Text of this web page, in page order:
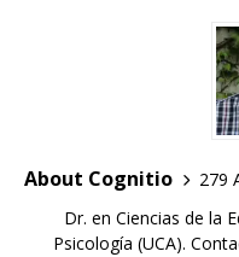
About Cognitio
279
Dr. en Ciencias de la
Psicología (UCA).